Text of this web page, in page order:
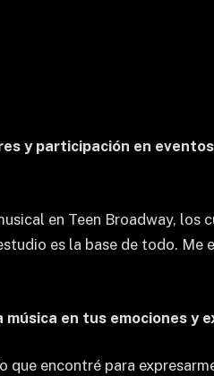
y participación en
en Teen Broadway, los
es la base de todo. Me
en tus emociones y
encontré para